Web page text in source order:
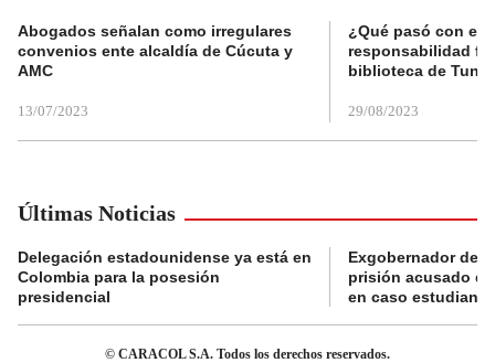
Abogados señalan como irregulares
convenios ente alcaldía de Cúcuta y
AMC
13/07/2023
¿Qué pasó con el
responsabilidad
biblioteca de
29/08/2023
Últimas Noticias
Delegación estadounidense ya está en
Colombia para la posesión
presidencial
Exgobernador de
prisión acusado
en caso
© CARACOL S.A. Todos los derechos reservados.